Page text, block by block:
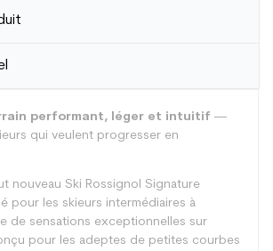
performant, léger et intuitif —
qui veulent progresser en
nouveau Ski Rossignol Signature
pour les skieurs intermédiaires à
de sensations exceptionnelles sur
pour les adeptes de petites courbes